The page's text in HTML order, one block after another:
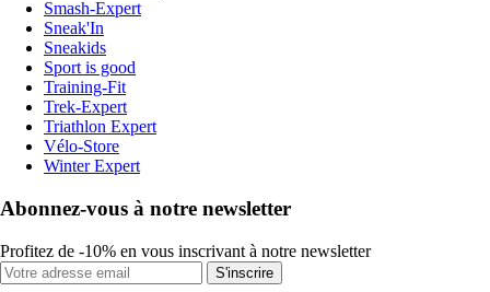
Smash-Expert
Sneak'In
Sneakids
Sport is good
Training-Fit
Trek-Expert
Triathlon Expert
Vélo-Store
Winter Expert
Abonnez-vous à notre newsletter
Profitez de -10% en vous inscrivant à notre newsletter
S'inscrire